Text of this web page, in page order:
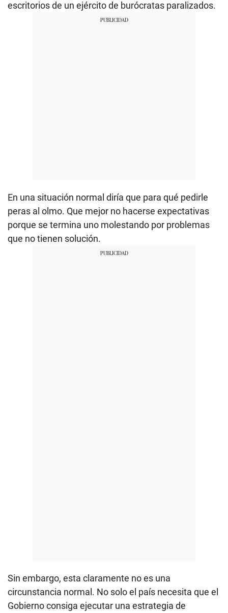
escritorios de un ejército de burócratas paralizados.
En una situación normal diría que para qué pedirle
peras al olmo. Que mejor no hacerse expectativas
porque se termina uno molestando por problemas
que no tienen solución.
Sin embargo, esta claramente no es una
circunstancia normal. No solo el país necesita que el
Gobierno consiga ejecutar una estrategia de